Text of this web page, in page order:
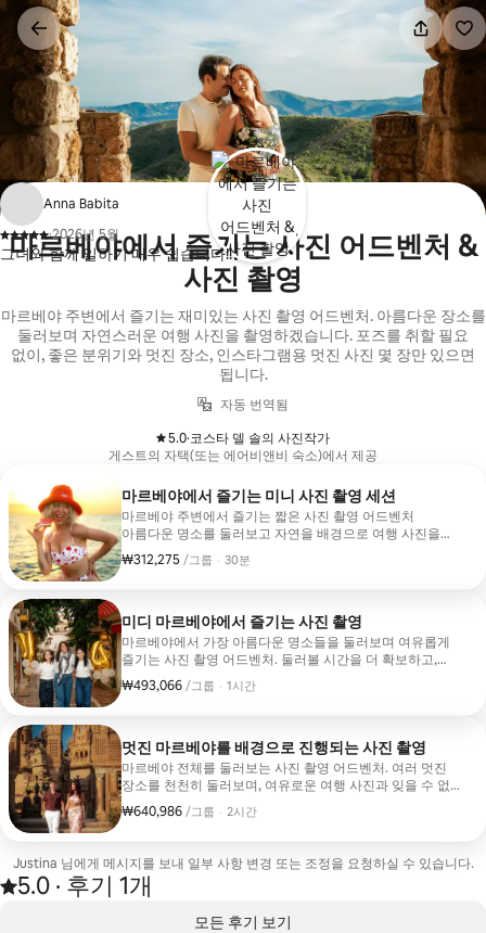
콘텐츠로
바로가기
마르베야에서 즐기는 사진 어드벤처 &
사진 촬영
마르베야 주변에서 즐기는 재미있는 사진 촬영 어드벤처. 아름다운 장소를
둘러보며 자연스러운 여행 사진을 촬영하겠습니다. 포즈를 취할 필요
없이, 좋은 분위기와 멋진 장소, 인스타그램용 멋진 사진 몇 장만 있으면
됩니다.
자동 번역됨
5.0
, ·코스타 델 솔의 사진작가
게스트의 자택(또는 에어비앤비 숙소)에서 제공
마르베야에서 즐기는 미니 사진 촬영 세션
마르베야 주변에서 즐기는 짧은 사진 촬영 어드벤처
아름다운 명소를 둘러보고 자연을 배경으로 여행 사진을
촬영하겠습니다. • 전문가가 편집한 사진 15장 • 개인/커플/
가족 • 포즈 취하기 경험 필요 없음 • 유쾌하고 편안한 사진
₩312,275 /그룹
그룹당 ₩312,275
, · 30분
미디 마르베야에서 즐기는 사진 촬영
마르베야에서 가장 아름다운 명소들을 둘러보며 여유롭게
즐기는 사진 촬영 어드벤처. 둘러볼 시간을 더 확보하고,
자연스러운 순간을 포착하고, 마음에 드는 여행 사진
컬렉션을 만들 수 있습니다. • 여러 아름다운 장소를
인스타그램 인기 콘텐츠 몇 가지 더
₩493,066 /그룹
그룹당 ₩493,066
, · 1시간
멋진 마르베야를 배경으로 진행되는 사진 촬영
마르베야 전체를 둘러보는 사진 촬영 어드벤처. 여러 멋진
장소를 천천히 둘러보며, 여유로운 여행 사진과 잊을 수 없는
순간이 어우러진 아름다운 사진을 촬영하겠습니다. • 여러
멋진 명소 방문하기 • 보정된 사진 60장 • 개인/커플/가족 •
인스타그램에 올릴 사진이 가득
₩640,986 /그룹
그룹당 ₩640,986
, · 2시간
Justina 님에게 메시지를 보내 일부 사항 변경 또는 조정을 요청하실 수 있습니다.
후기 1건에서 5점 만점 중 5.0점을 받음
5.0
, · 후기 1개
Anna Babita
, ·2026년 5월
그녀와 함께 일하기 매우 쉽습니다!!
모든 후기 보기